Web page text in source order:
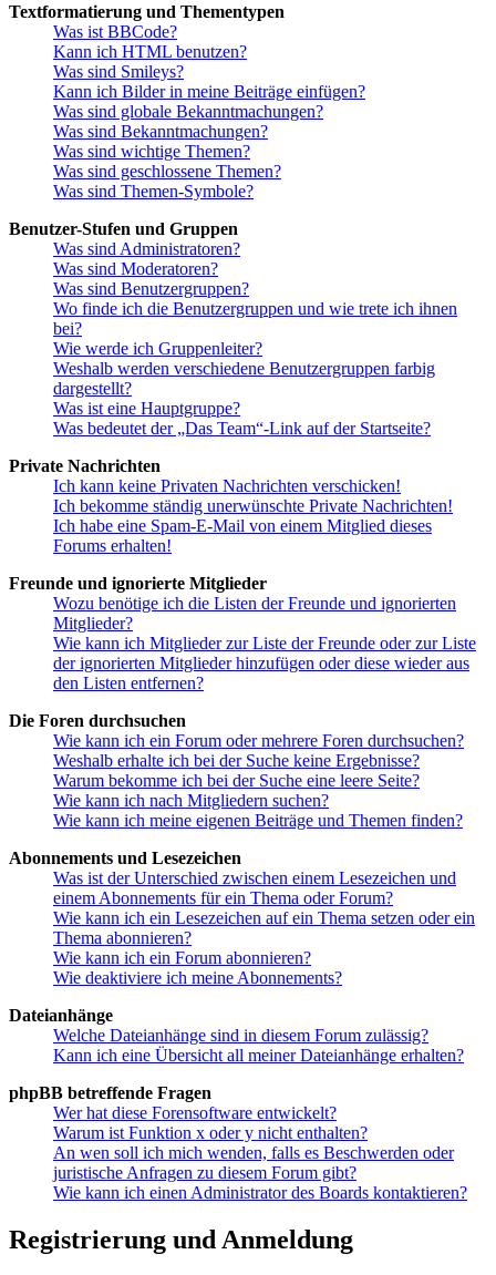
Textformatierung und Thementypen
Was ist BBCode?
Kann ich HTML benutzen?
Was sind Smileys?
Kann ich Bilder in meine Beiträge einfügen?
Was sind globale Bekanntmachungen?
Was sind Bekanntmachungen?
Was sind wichtige Themen?
Was sind geschlossene Themen?
Was sind Themen-Symbole?
Benutzer-Stufen und Gruppen
Was sind Administratoren?
Was sind Moderatoren?
Was sind Benutzergruppen?
Wo finde ich die Benutzergruppen und wie trete ich ihnen
bei?
Wie werde ich Gruppenleiter?
Weshalb werden verschiedene Benutzergruppen farbig
dargestellt?
Was ist eine Hauptgruppe?
Was bedeutet der „Das Team“-Link auf der Startseite?
Private Nachrichten
Ich kann keine Privaten Nachrichten verschicken!
Ich bekomme ständig unerwünschte Private Nachrichten!
Ich habe eine Spam-E-Mail von einem Mitglied dieses
Forums erhalten!
Freunde und ignorierte Mitglieder
Wozu benötige ich die Listen der Freunde und ignorierten
Mitglieder?
Wie kann ich Mitglieder zur Liste der Freunde oder zur Liste
der ignorierten Mitglieder hinzufügen oder diese wieder aus
den Listen entfernen?
Die Foren durchsuchen
Wie kann ich ein Forum oder mehrere Foren durchsuchen?
Weshalb erhalte ich bei der Suche keine Ergebnisse?
Warum bekomme ich bei der Suche eine leere Seite?
Wie kann ich nach Mitgliedern suchen?
Wie kann ich meine eigenen Beiträge und Themen finden?
Abonnements und Lesezeichen
Was ist der Unterschied zwischen einem Lesezeichen und
einem Abonnements für ein Thema oder Forum?
Wie kann ich ein Lesezeichen auf ein Thema setzen oder ein
Thema abonnieren?
Wie kann ich ein Forum abonnieren?
Wie deaktiviere ich meine Abonnements?
Dateianhänge
Welche Dateianhänge sind in diesem Forum zulässig?
Kann ich eine Übersicht all meiner Dateianhänge erhalten?
phpBB betreffende Fragen
Wer hat diese Forensoftware entwickelt?
Warum ist Funktion x oder y nicht enthalten?
An wen soll ich mich wenden, falls es Beschwerden oder
juristische Anfragen zu diesem Forum gibt?
Wie kann ich einen Administrator des Boards kontaktieren?
Registrierung und Anmeldung